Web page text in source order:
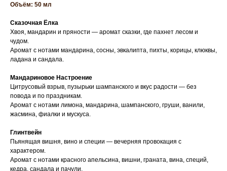
Объём: 50 мл
Сказочная Ёлка
Хвоя, мандарин и пряности — аромат сказки, где пахнет лесом и
чудом.
Аромат с нотами мандарина, сосны, эвкалипта, пихты, корицы, клюквы,
ладана и сандала.
Мандариновое Настроение
Цитрусовый взрыв, пузырьки шампанского и вкус радости — без
повода и по праздникам.
Аромат с нотами лимона, мандарина, шампанского, груши, ванили,
жасмина, фиалки и мускуса.
Глинтвейн
Пьянящая вишня, вино и специи — вечерняя провокация с
характером.
Аромат с нотами красного апельсина, вишни, граната, вина, специй,
кедра, сандала и пачули.